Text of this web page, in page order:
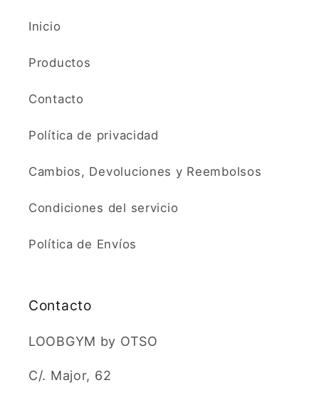
Inicio
Productos
Contacto
Política de privacidad
Cambios, Devoluciones y Reembolsos
Condiciones del servicio
Política de Envíos
Contacto
LOOBGYM by OTSO
C/. Major, 62